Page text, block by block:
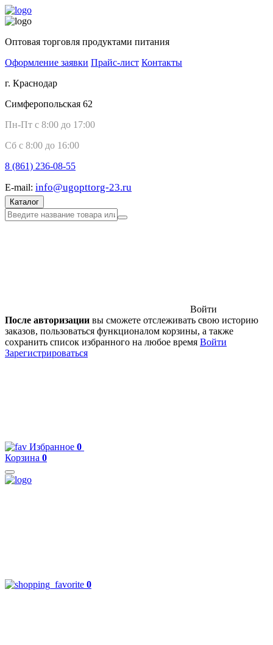
Оптовая торговля продуктами питания
Оформление заявки Прайс-лист Контакты
г. Краснодар
Симферопольская 62
Пн-Пт с 8:00 до 17:00
Сб с 8:00 до 16:00
8 (861) 236-08-55
E-mail: info@ugopttorg-23.ru
Каталог
Войти
После авторизации вы сможете отслеживать свою историю
заказов, пользоваться функционалом корзины, а также
сохранить список избранного на любое время Войти
Зарегистрироваться
Избранное 0
Корзина 0
0